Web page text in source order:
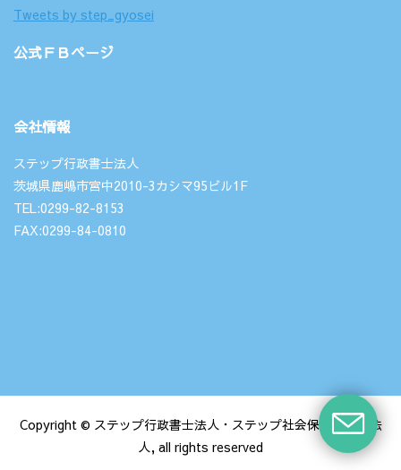
Tweets by step_gyosei
公式ＦＢページ
会社情報
ステップ行政書士法人
茨城県鹿嶋市宮中2010-3カシマ95ビル1F
TEL:0299-82-8153
FAX:0299-84-0810
Copyright © ステップ行政書士法人・ステップ社会保険労務士法
人, all rights reserved